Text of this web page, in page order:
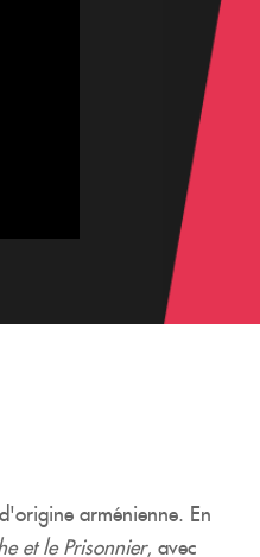
arménienne. En
et le Prisonnier, avec